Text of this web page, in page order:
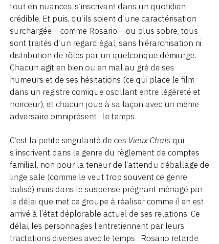
tout en nuances, s’inscrivant dans un quotidien
crédible. Et puis, qu’ils soient d’une caractérisation
surchargée — comme Rosario — ou plus sobre, tous
sont traités d’un regard égal, sans hiérarchisation ni
distribution de rôles par un quelconque démiurge.
Chacun agit en bien ou en mal au gré de ses
humeurs et de ses hésitations (ce qui place le film
dans un registre comique oscillant entre légèreté et
noirceur), et chacun joue à sa façon avec un même
adversaire omniprésent : le temps.
C’est la petite singularité de ces Vieux Chats qui
s’inscrivent dans le genre du règlement de comptes
familial, non pour la teneur de l’attendu déballage de
linge sale (comme le veut trop souvent ce genre
balisé) mais dans le suspense prégnant ménagé par
le délai que met ce groupe à réaliser comme il en est
arrivé à l’état déplorable actuel de ses relations. Ce
délai, les personnages l’entretiennent par leurs
tractations diverses avec le temps : Rosario retarde